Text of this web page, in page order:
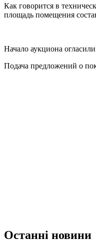
Как говорится в
площадь помещения
Начало аукциона
Подача предложений о
Останні новини